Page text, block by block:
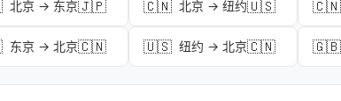
北京 → 东京🇯🇵 🇨🇳 北京 → 纽约🇺🇸 🇨🇳
东京 → 北京🇨🇳 🇺🇸 纽约 → 北京🇨🇳 🇬🇧